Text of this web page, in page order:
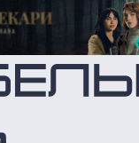
содержанию